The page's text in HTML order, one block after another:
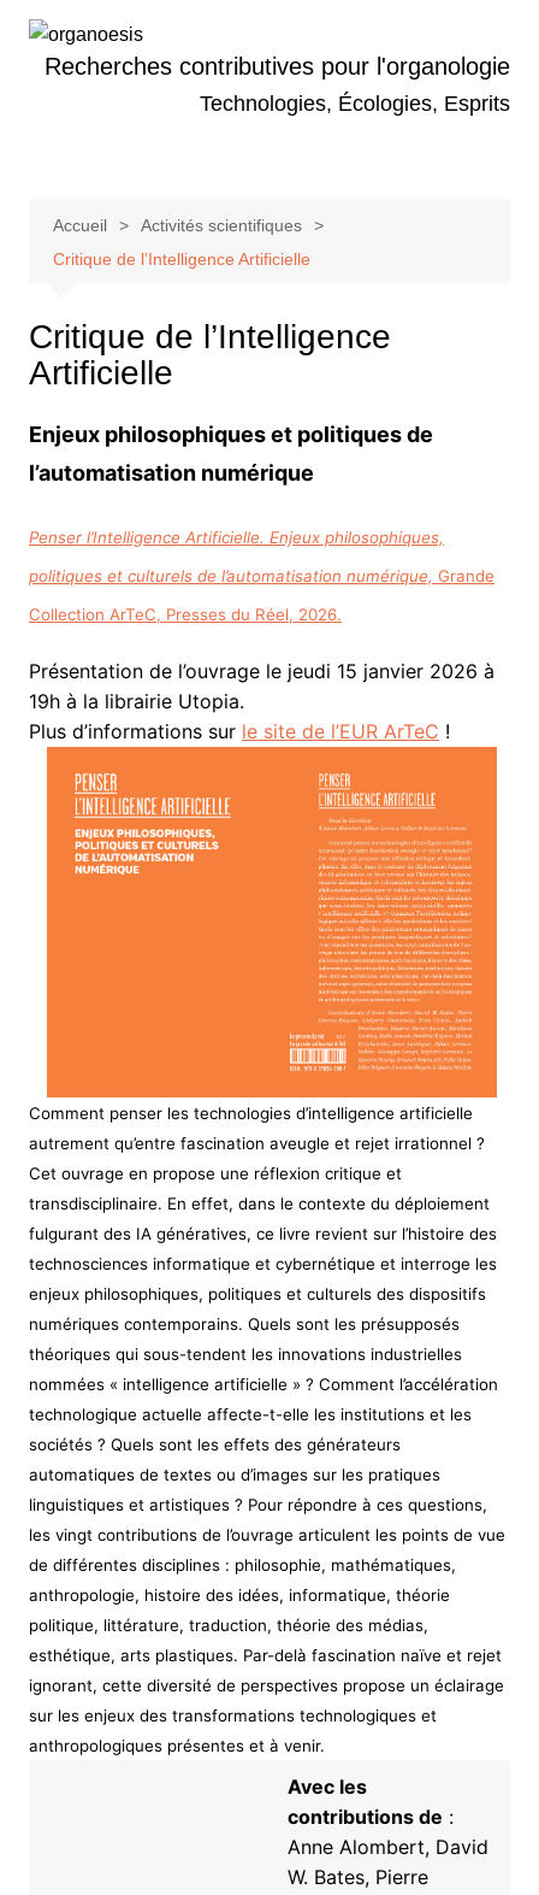
contenuRecherches contributives pour l'organologie
Technologies, Écologies, Esprits
Accueil
Activités scientifiques
Critique de l’Intelligence Artificielle
Critique de l’Intelligence
Artificielle
Enjeux philosophiques et politiques de
l’automatisation numérique
Penser l’Intelligence Artificielle. Enjeux philosophiques,
politiques et culturels de l’automatisation numérique, Grande
Collection ArTeC, Presses du Réel, 2026.
Présentation de l’ouvrage le jeudi 15 janvier 2026 à
19h à la librairie Utopia.
Plus d’informations sur le site de l’EUR ArTeC !
Comment penser les technologies d’intelligence artificielle
autrement qu’entre fascination aveugle et rejet irrationnel ?
Cet ouvrage en propose une réflexion critique et
transdisciplinaire. En effet, dans le contexte du déploiement
fulgurant des IA génératives, ce livre revient sur l’histoire des
technosciences informatique et cybernétique et interroge les
enjeux philosophiques, politiques et culturels des dispositifs
numériques contemporains. Quels sont les présupposés
théoriques qui sous-tendent les innovations industrielles
nommées « intelligence artificielle » ? Comment l’accélération
technologique actuelle affecte-t-elle les institutions et les
sociétés ? Quels sont les effets des générateurs
automatiques de textes ou d’images sur les pratiques
linguistiques et artistiques ? Pour répondre à ces questions,
les vingt contributions de l’ouvrage articulent les points de vue
de différentes disciplines : philosophie, mathématiques,
anthropologie, histoire des idées, informatique, théorie
politique, littérature, traduction, théorie des médias,
esthétique, arts plastiques. Par-delà fascination naïve et rejet
ignorant, cette diversité de perspectives propose un éclairage
sur les enjeux des transformations technologiques et
anthropologiques présentes et à venir.
Avec les
contributions de :
Anne Alombert, David
W. Bates, Pierre